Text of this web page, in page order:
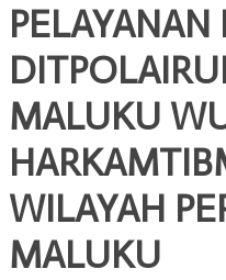
PELAYANAN
MALUKU
WILAYAH
MALUKU